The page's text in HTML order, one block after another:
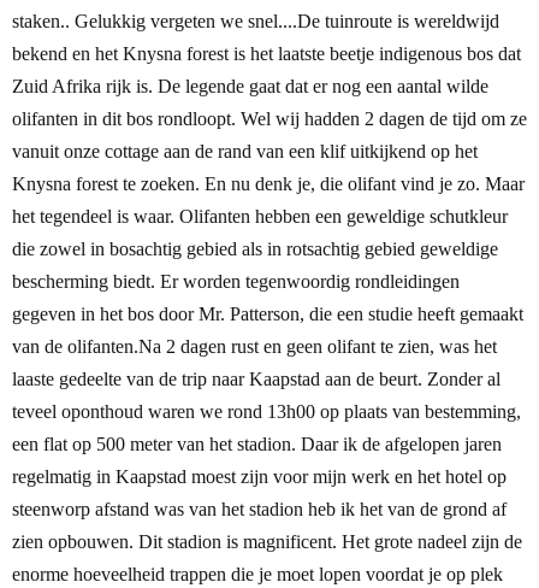
staken.. Gelukkig vergeten we snel....De tuinroute is wereldwijd
bekend en het Knysna forest is het laatste beetje indigenous bos dat
Zuid Afrika rijk is. De legende gaat dat er nog een aantal wilde
olifanten in dit bos rondloopt. Wel wij hadden 2 dagen de tijd om ze
vanuit onze cottage aan de rand van een klif uitkijkend op het
Knysna forest te zoeken. En nu denk je, die olifant vind je zo. Maar
het tegendeel is waar. Olifanten hebben een geweldige schutkleur
die zowel in bosachtig gebied als in rotsachtig gebied geweldige
bescherming biedt. Er worden tegenwoordig rondleidingen
gegeven in het bos door Mr. Patterson, die een studie heeft gemaakt
van de olifanten.Na 2 dagen rust en geen olifant te zien, was het
laaste gedeelte van de trip naar Kaapstad aan de beurt. Zonder al
teveel oponthoud waren we rond 13h00 op plaats van bestemming,
een flat op 500 meter van het stadion. Daar ik de afgelopen jaren
regelmatig in Kaapstad moest zijn voor mijn werk en het hotel op
steenworp afstand was van het stadion heb ik het van de grond af
zien opbouwen. Dit stadion is magnificent. Het grote nadeel zijn de
enorme hoeveelheid trappen die je moet lopen voordat je op plek